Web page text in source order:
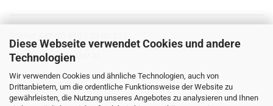
Diese Webseite verwendet Cookies und andere
Technologien
Wir verwenden Cookies und ähnliche Technologien, auch von
Drittanbietern, um die ordentliche Funktionsweise der Website zu
gewährleisten, die Nutzung unseres Angebotes zu analysieren und Ihnen
E-Mailoffice@mastar.at